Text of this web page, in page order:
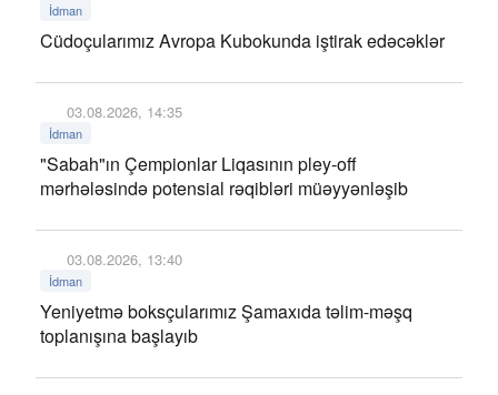
İdman
Cüdoçularımız Avropa Kubokunda iştirak edəcəklər
03.08.2026, 14:35
İdman
"Sabah"ın Çempionlar Liqasının pley-off
mərhələsində potensial rəqibləri müəyyənləşib
03.08.2026, 13:40
İdman
Yeniyetmə boksçularımız Şamaxıda təlim-məşq
toplanışına başlayıb